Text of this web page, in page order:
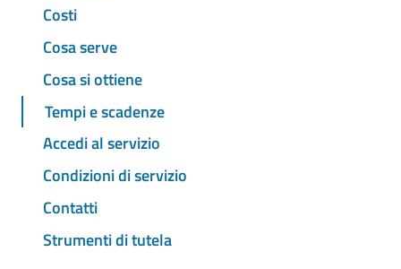
Costi
Cosa serve
Cosa si ottiene
Tempi e scadenze
Accedi al servizio
Condizioni di servizio
Contatti
Strumenti di tutela